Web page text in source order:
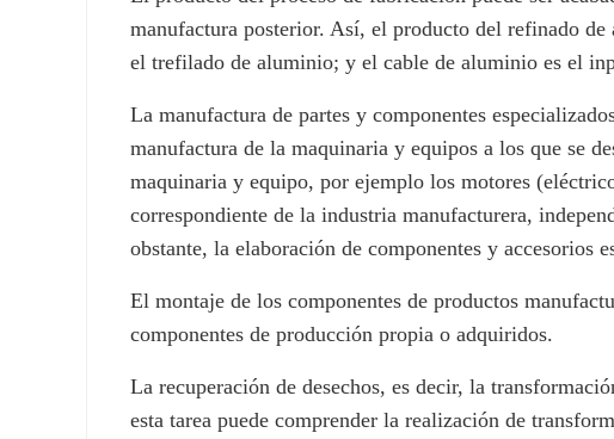
manufactura posterior. Así, el producto del refinado
el trefilado de aluminio; y el cable de aluminio es el
La manufactura de partes y componentes
manufactura de la maquinaria y equipos a los que se
maquinaria y equipo, por ejemplo los motores
correspondiente de la industria manufacturera,
obstante, la elaboración de componentes y accesorios
El montaje de los componentes de productos
componentes de producción propia o adquiridos.
La recuperación de desechos, es decir, la
esta tarea puede comprender la realización de